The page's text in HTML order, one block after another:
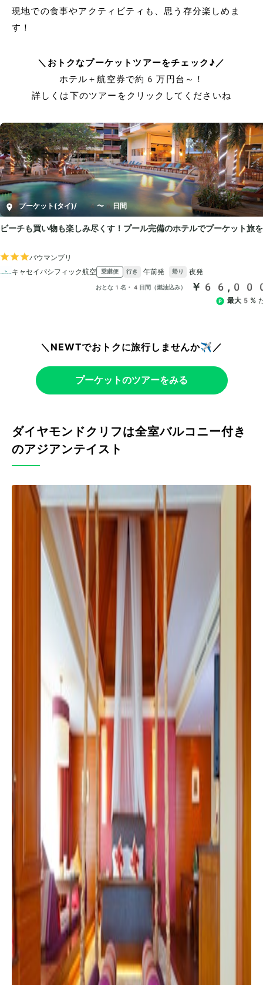
現地での食事やアクティビティも、思う存分楽しめま
す！
＼おトクなプーケットツアーをチェック♪／
ホテル＋航空券で約6万円台～！
詳しくは下のツアーをクリックしてくださいね
＼NEWTでおトクに旅行しませんか✈️／
プーケットのツアーをみる
ダイヤモンドクリフは全室バルコニー付き
のアジアンテイスト